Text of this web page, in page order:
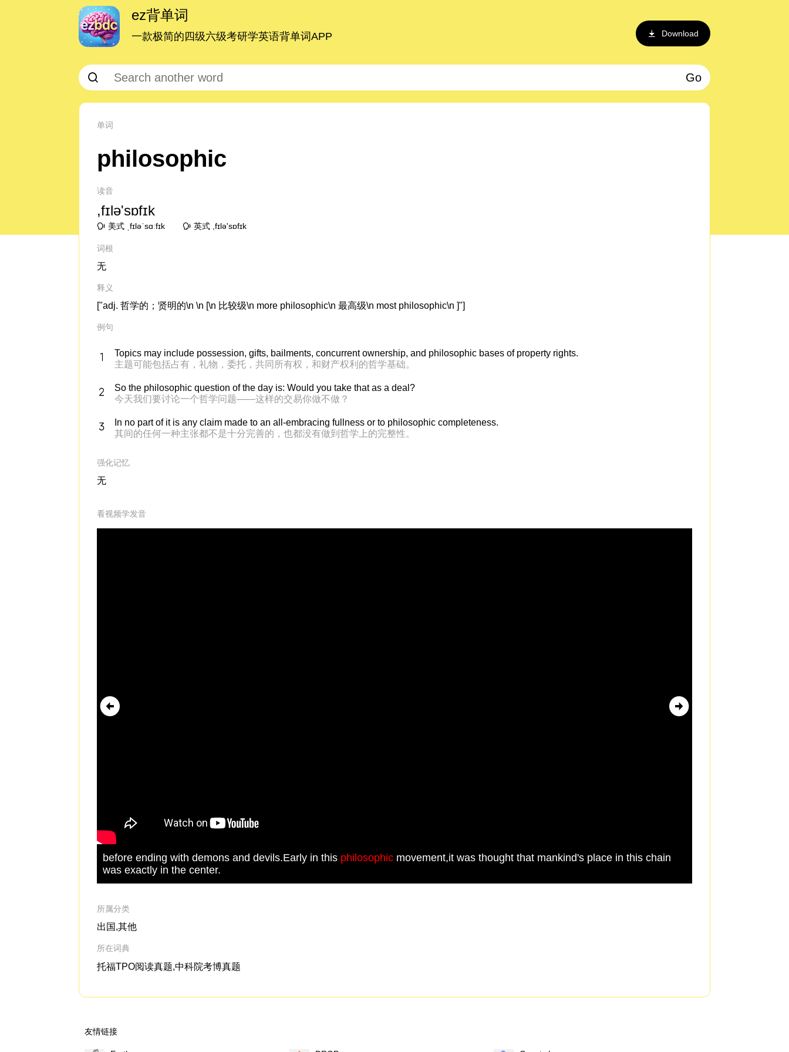
ez背单词
一款极简的四级六级考研学英语背单词APP Download
Go
单词
philosophic
读音
,fɪlə'sɒfɪk
美式 ˌfɪləˈsɑːfɪk 英式 ,fɪlə'sɒfɪk
词根
无
释义
["adj. 哲学的；贤明的\n \n [\n 比较级\n more philosophic\n 最高级\n most philosophic\n ]"]
例句
Topics may include possession, gifts, bailments, concurrent ownership, and philosophic bases of property rights.
主题可能包括占有，礼物，委托，共同所有权，和财产权利的哲学基础。
So the philosophic question of the day is: Would you take that as a deal?
今天我们要讨论一个哲学问题——这样的交易你做不做？
In no part of it is any claim made to an all-embracing fullness or to philosophic completeness.
其间的任何一种主张都不是十分完善的，也都没有做到哲学上的完整性。
强化记忆
无
看视频学发音
before ending with demons and devils.Early in this philosophic movement,it was thought that mankind's place in this chain
was exactly in the center.
所属分类
出国,其他
所在词典
托福TPO阅读真题,中科院考博真题
友情链接